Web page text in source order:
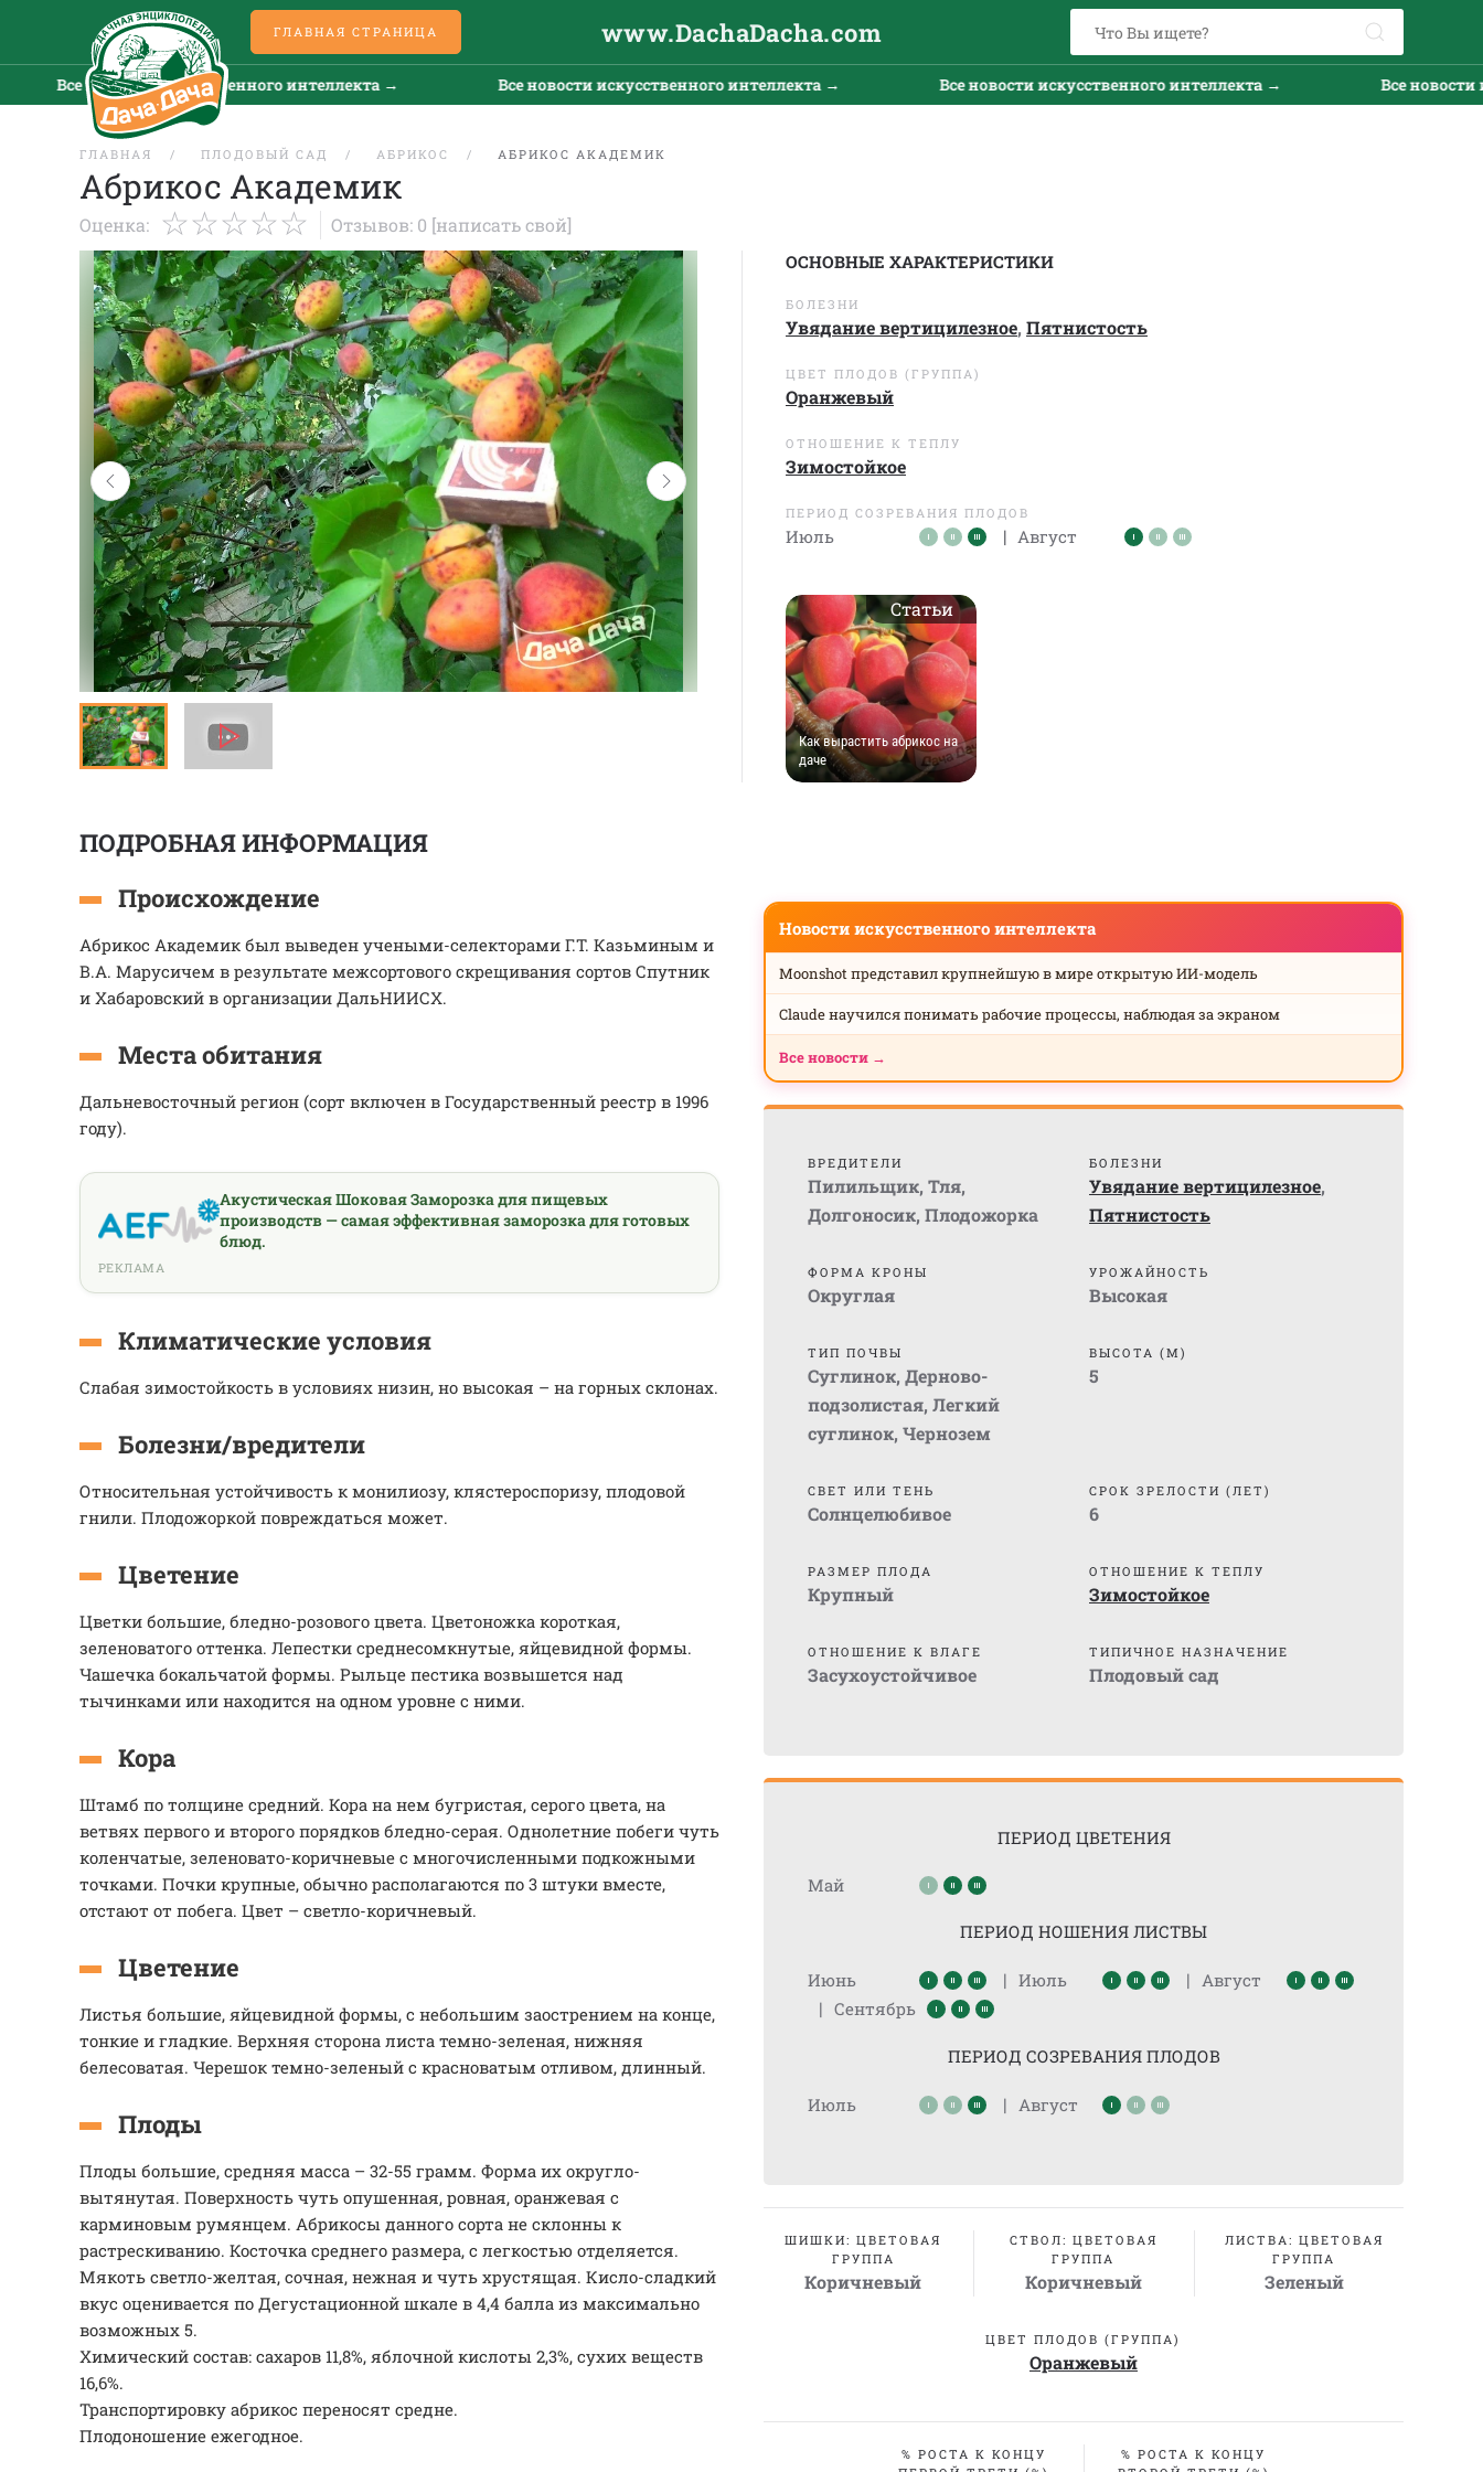
ГЛАВНАЯ СТРАНИЦА www.DachaDacha.com
Все новости искусственного интеллекта → Все новости искусственного интеллекта → Все новости искусственного интеллекта → Все новости
ГЛАВНАЯ ПЛОДОВЫЙ САД АБРИКОС АБРИКОС АКАДЕМИК
Абрикос Академик
Оценка: Отзывов: 0 [написать свой]
ОСНОВНЫЕ ХАРАКТЕРИСТИКИ
БОЛЕЗНИ
Увядание вертицилезное, Пятнистость
ЦВЕТ ПЛОДОВ (ГРУППА)
Оранжевый
ОТНОШЕНИЕ К ТЕПЛУ
Зимостойкое
ПЕРИОД СОЗРЕВАНИЯ ПЛОДОВ
Июль | Август
Как вырастить абрикос на
даче
Статьи
ПОДРОБНАЯ ИНФОРМАЦИЯ
Происхождение
Абрикос Академик был выведен учеными-селекторами Г.Т. Казьминым и
В.А. Марусичем в результате межсортового скрещивания сортов Спутник
и Хабаровский в организации ДальНИИСХ.
Места обитания
Дальневосточный регион (сорт включен в Государственный реестр в 1996
году).
Акустическая Шоковая Заморозка для пищевых
производств — самая эффективная заморозка для готовых
блюд.
РЕКЛАМА
Климатические условия
Слабая зимостойкость в условиях низин, но высокая – на горных склонах.
Болезни/вредители
Относительная устойчивость к монилиозу, клястероспоризу, плодовой
гнили. Плодожоркой повреждаться может.
Цветение
Цветки большие, бледно-розового цвета. Цветоножка короткая,
зеленоватого оттенка. Лепестки среднесомкнутые, яйцевидной формы.
Чашечка бокальчатой формы. Рыльце пестика возвышется над
тычинками или находится на одном уровне с ними.
Кора
Штамб по толщине средний. Кора на нем бугристая, серого цвета, на
ветвях первого и второго порядков бледно-серая. Однолетние побеги чуть
коленчатые, зеленовато-коричневые с многочисленными подкожными
точками. Почки крупные, обычно располагаются по 3 штуки вместе,
отстают от побега. Цвет – светло-коричневый.
Цветение
Листья большие, яйцевидной формы, с небольшим заострением на конце,
тонкие и гладкие. Верхняя сторона листа темно-зеленая, нижняя
белесоватая. Черешок темно-зеленый с красноватым отливом, длинный.
Плоды
Плоды большие, средняя масса – 32-55 грамм. Форма их округло-
вытянутая. Поверхность чуть опушенная, ровная, оранжевая с
карминовым румянцем. Абрикосы данного сорта не склонны к
растрескиванию. Косточка среднего размера, с легкостью отделяется.
Мякоть светло-желтая, сочная, нежная и чуть хрустящая. Кисло-сладкий
вкус оценивается по Дегустационной шкале в 4,4 балла из максимально
возможных 5.
Химический состав: сахаров 11,8%, яблочной кислоты 2,3%, сухих веществ
16,6%.
Транспортировку абрикос переносят средне.
Плодоношение ежегодное.
Новости искусственного интеллекта
Moonshot представил крупнейшую в мире открытую ИИ-модель
Claude научился понимать рабочие процессы, наблюдая за экраном
Все новости →
ВРЕДИТЕЛИ
Пилильщик, Тля,
Долгоносик, Плодожорка
БОЛЕЗНИ
Увядание вертицилезное,
Пятнистость
ФОРМА КРОНЫ
Округлая
УРОЖАЙНОСТЬ
Высокая
ТИП ПОЧВЫ
Суглинок, Дерново-
подзолистая, Легкий
суглинок, Чернозем
ВЫСОТА (М)
5
СВЕТ ИЛИ ТЕНЬ
Солнцелюбивое
СРОК ЗРЕЛОСТИ (ЛЕТ)
6
РАЗМЕР ПЛОДА
Крупный
ОТНОШЕНИЕ К ТЕПЛУ
Зимостойкое
ОТНОШЕНИЕ К ВЛАГЕ
Засухоустойчивое
ТИПИЧНОЕ НАЗНАЧЕНИЕ
Плодовый сад
ПЕРИОД ЦВЕТЕНИЯ
Май
ПЕРИОД НОШЕНИЯ ЛИСТВЫ
Июнь | Июль | Август
| Сентябрь
ПЕРИОД СОЗРЕВАНИЯ ПЛОДОВ
Июль | Август
ШИШКИ: ЦВЕТОВАЯ
ГРУППА
Коричневый
СТВОЛ: ЦВЕТОВАЯ
ГРУППА
Коричневый
ЛИСТВА: ЦВЕТОВАЯ
ГРУППА
Зеленый
ЦВЕТ ПЛОДОВ (ГРУППА)
Оранжевый
% РОСТА К КОНЦУ
% РОСТА К КОНЦУ